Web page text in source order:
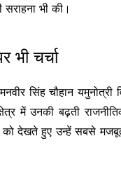
सराहना भी की।
भी चर्चा
सिंह चौहान यमुनोत्री
में उनकी बढ़ती
देखते हुए उन्हें सबसे मजबूत